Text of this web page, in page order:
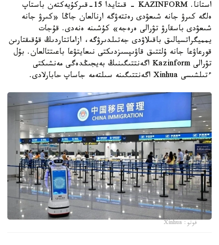
استانا. KAZINFORM - قىتايدا 15-قىركۇيەكتەن باستاپ
ەلگە كىرۋ جانە شىعۋدى رەتتەۋگە ارنالعان جاڭا «كىرۋ جانە
شىعۋدى باسقارۋ تۋرالى ەرەجە» كۇشىنە ەنەدى. قۇجات
يمميگراتسيالىق باقىلاۋدى جەتىلدىرۋگە، ازاماتتاردىڭ قۇقىقتارىن
قورعاۋعا جانە ۇلتتىق قاۋىپسىزدىكتى نىعايتۋعا باعىتتالعان. بۇل
تۋرالى Kazinform اگەنتتىگىنىڭ بەيجىڭدەگى مەنشىكتى
ءتىلشىسى Xinhua اگەنتتىگىنە سىلتەمە جاساپ حابارلادى.
فوتو: Xinhua